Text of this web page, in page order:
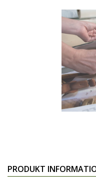
PRODUKT